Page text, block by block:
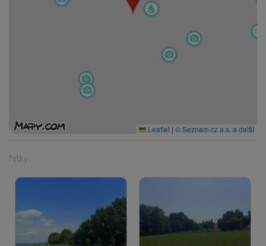
Leaflet | © Seznam.cz a.s. a další
fotky